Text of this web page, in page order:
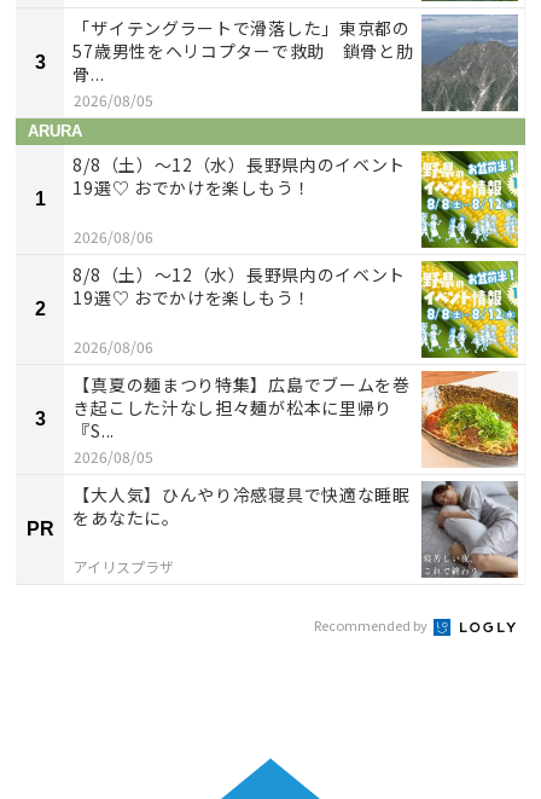
3
「ザイテングラートで滑落した」東京都の
57歳男性をヘリコプターで救助 鎖骨と肋
骨...
2026/08/05
ARURA
1
8/8（土）〜12（水）長野県内のイベント
19選♡ おでかけを楽しもう！
2026/08/06
2
8/8（土）〜12（水）長野県内のイベント
19選♡ おでかけを楽しもう！
2026/08/06
3
【真夏の麺まつり特集】広島でブームを巻
き起こした汁なし担々麺が松本に里帰り
『S...
2026/08/05
PR
【大人気】ひんやり冷感寝具で快適な睡眠
をあなたに。
アイリスプラザ
Recommended by